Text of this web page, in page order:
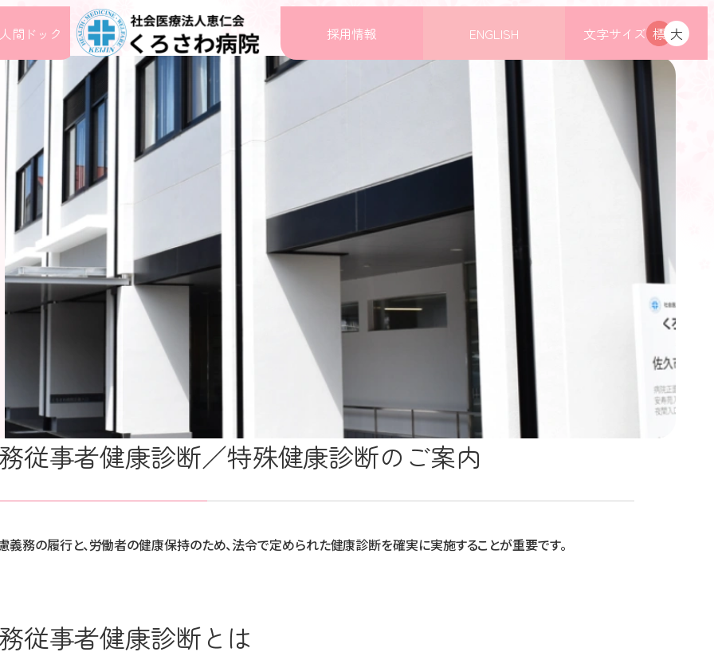
間ドック 採用情報 ENGLISH 文字サイズ 標 大
従事者健康診断／特殊健康診断のご案内
義務の履行と、労働者の健康保持のため、法令で定められた健康診断を確実に実施することが重要です。
従事者健康診断とは